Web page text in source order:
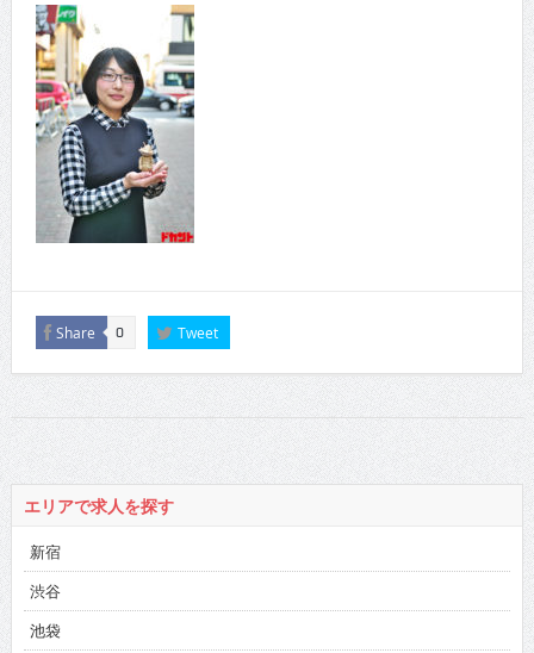
Share 0 Tweet
エリアで求人を探す
新宿
渋谷
池袋